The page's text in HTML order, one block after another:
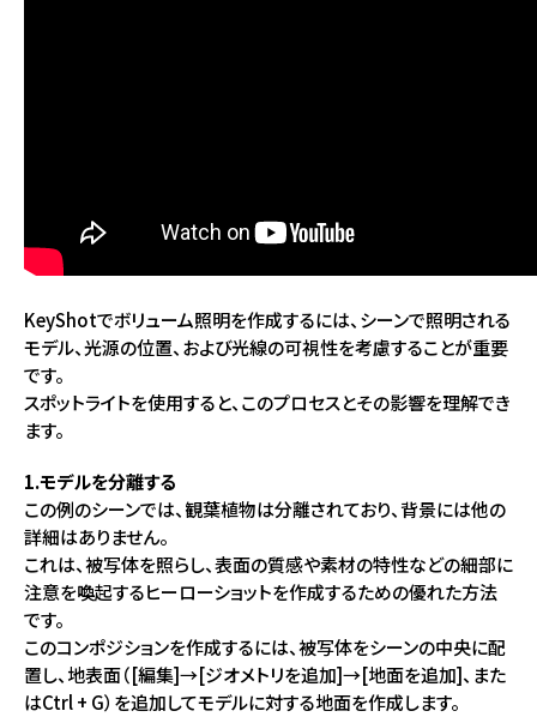
KeyShotでボリューム照明を作成するには、シーンで照明される
モデル、光源の位置、および光線の可視性を考慮することが重要
です。
スポットライトを使用すると、このプロセスとその影響を理解でき
ます。
1.モデルを分離する
この例のシーンでは、観葉植物は分離されており、背景には他の
詳細はありません。
これは、被写体を照らし、表面の質感や素材の特性などの細部に
注意を喚起するヒーローショットを作成するための優れた方法
です。
このコンポジションを作成するには、被写体をシーンの中央に配
置し、地表面（[編集]→[ジオメトリを追加]→[地面を追加]、また
はCtrl + G）を追加してモデルに対する地面を作成します。